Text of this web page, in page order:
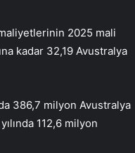
2025 mali
kadar 32,19 Avustralya
386,7 milyon Avustralya
112,6 milyon